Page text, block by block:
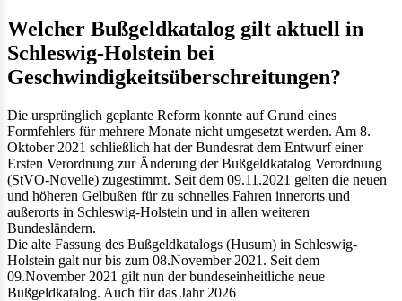
Welcher Bußgeldkatalog gilt aktuell in
Schleswig-Holstein bei
Geschwindigkeitsüberschreitungen?
Die ursprünglich geplante Reform konnte auf Grund eines
Formfehlers für mehrere Monate nicht umgesetzt werden. Am 8.
Oktober 2021 schließlich hat der Bundesrat dem Entwurf einer
Ersten Verordnung zur Änderung der Bußgeldkatalog Verordnung
(StVO-Novelle) zugestimmt. Seit dem 09.11.2021 gelten die neuen
und höheren Gelbußen für zu schnelles Fahren innerorts und
außerorts in Schleswig-Holstein und in allen weiteren
Bundesländern.
Die alte Fassung des Bußgeldkatalogs (Husum) in Schleswig-
Holstein galt nur bis zum 08.November 2021. Seit dem
09.November 2021 gilt nun der bundeseinheitliche neue
Bußgeldkatalog. Auch für das Jahr 2026